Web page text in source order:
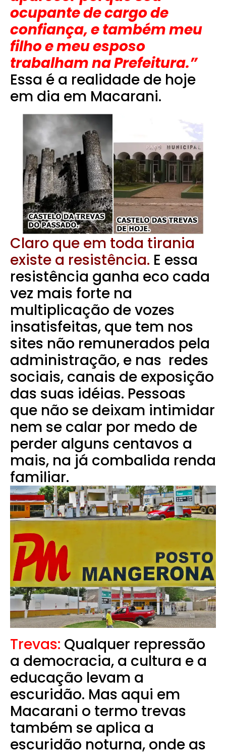
ocupante de cargo de
confiança, e também meu
filho e meu esposo
trabalham na Prefeitura.”
Essa é a realidade de hoje
em dia em Macarani.
Claro que em toda tirania
existe a resistência. E essa
resistência ganha eco cada
vez mais forte na
multiplicação de vozes
insatisfeitas, que tem nos
sites não remunerados pela
administração, e nas redes
sociais, canais de exposição
das suas idéias. Pessoas
que não se deixam intimidar
nem se calar por medo de
perder alguns centavos a
mais, na já combalida renda
familiar.
Trevas: Qualquer repressão
a democracia, a cultura e a
educação levam a
escuridão. Mas aqui em
Macarani o termo trevas
também se aplica a
escuridão noturna, onde as